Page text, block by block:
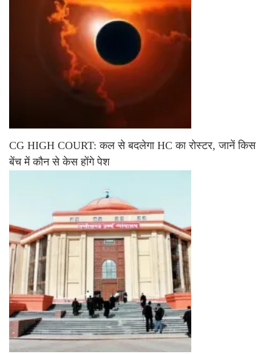
CG HIGH COURT: कल से बदलेगा HC का रोस्टर, जानें किस
बेंच में कौन से केस होंगे पेश